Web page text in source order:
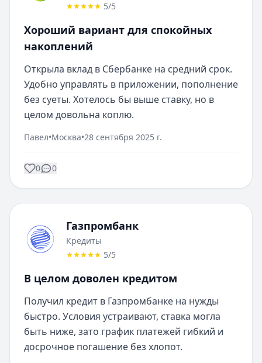
5/5
Хороший вариант для спокойных
накоплений
Открыла вклад в Сбербанке на средний срок.
Удобно управлять в приложении, пополнение
без суеты. Хотелось бы выше ставку, но в
целом довольна коплю.
Павел•Москва•28 сентября 2025 г.
0 0
Газпромбанк
Кредиты
5/5
В целом доволен кредитом
Получил кредит в Газпромбанке на нужды
быстро. Условия устраивают, ставка могла
быть ниже, зато график платежей гибкий и
досрочное погашение без хлопот.